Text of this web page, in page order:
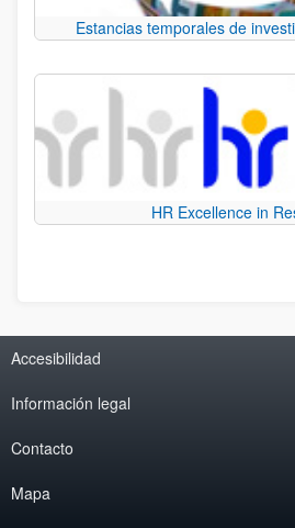
Estancias temporales de
HR Excellence in
Accesibilidad
Información legal
Contacto
Mapa